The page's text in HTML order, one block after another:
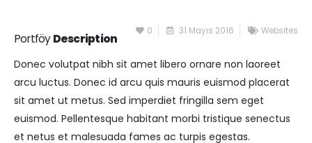
PortföyDescription
0 31 Mayıs 2016 Websites
Donec volutpat nibh sit amet libero ornare non laoreet
arcu luctus. Donec id arcu quis mauris euismod placerat
sit amet ut metus. Sed imperdiet fringilla sem eget
euismod. Pellentesque habitant morbi tristique senectus
et netus et malesuada fames ac turpis egestas.